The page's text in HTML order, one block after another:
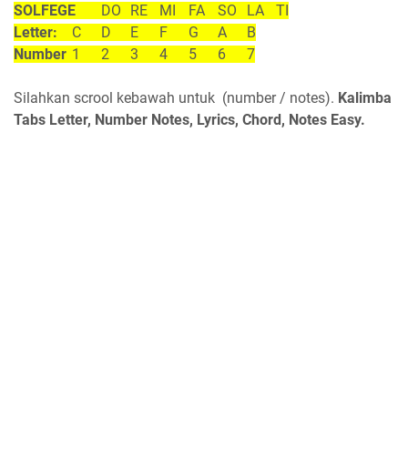
SOLFEGE DO RE MI FA SO LA
TI
Letter:
C D E F G A
B
Number 1 2 3 4 5 6 7
Silahkan scrool kebawah untuk (number / notes). Kalimba
Tabs Letter, Number Notes, Lyrics, Chord, Notes Easy.